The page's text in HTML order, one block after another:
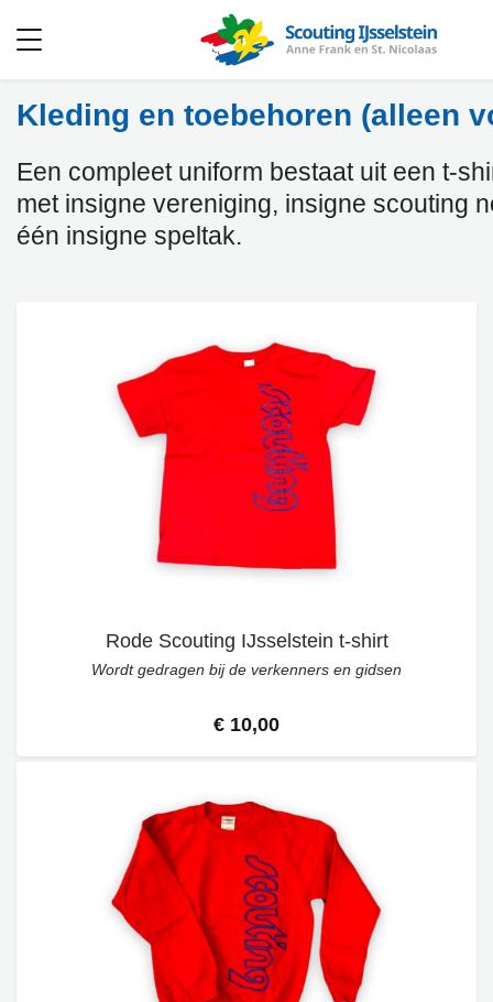
Open
Kleding en toebehoren (alleen
Een compleet uniform bestaat uit een t-
met insigne vereniging, insigne scouting
één insigne speltak.
Rode Scouting IJsselstein t-shirt
Wordt gedragen bij de verkenners en gidsen
€ 10,00